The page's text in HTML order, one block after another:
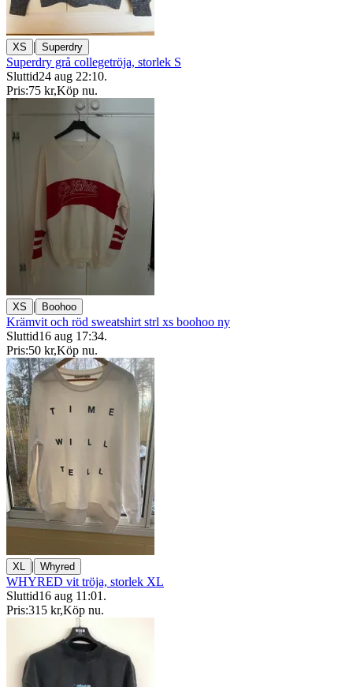
XS | Superdry
Superdry grå collegetröja, storlek S
Sluttid24 aug 22:10.
Pris:75 kr,Köp nu.
XS | Boohoo
Krämvit och röd sweatshirt strl xs boohoo ny
Sluttid16 aug 17:34.
Pris:50 kr,Köp nu.
XL | Whyred
WHYRED vit tröja, storlek XL
Sluttid16 aug 11:01 .
Pris:315 kr,Köp nu.